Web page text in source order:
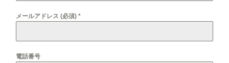
メールアドレス (必須) *
電話番号